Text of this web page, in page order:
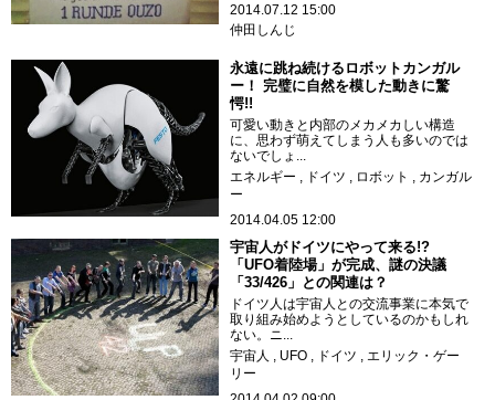
2014.07.12 15:00
仲田しんじ
永遠に跳ね続けるロボットカンガル
ー！ 完璧に自然を模した動きに驚
愕!!
可愛い動きと内部のメカメカしい構造
に、思わず萌えてしまう人も多いのでは
ないでしょ...
エネルギー
ドイツ ロボット
カンガル
ー
2014.04.05 12:00
宇宙人がドイツにやって来る!?
「UFO着陸場」が完成、謎の決議
「33/426」との関連は？
ドイツ人は宇宙人との交流事業に本気で
取り組み始めようとしているのかもしれ
ない。ニ...
宇宙人
UFO ドイツ
エリック・ゲー
リー